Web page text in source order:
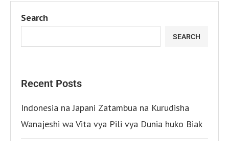
Search
SEARCH
Recent Posts
Indonesia na Japani Zatambua na Kurudisha
Wanajeshi wa Vita vya Pili vya Dunia huko Biak